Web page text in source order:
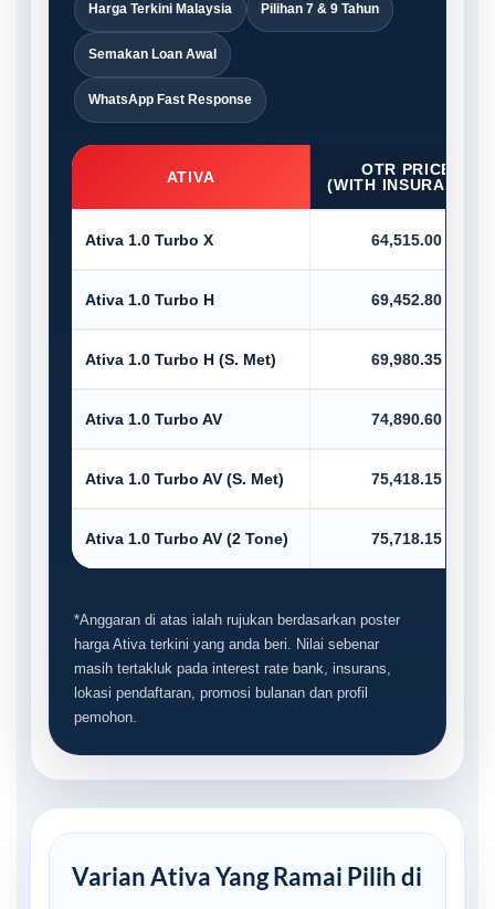
Harga Terkini Malaysia Pilihan 7 & 9 Tahun
Semakan Loan Awal
WhatsApp Fast Response
ATIVA
OTR PRICE
(WITH INSURANCE)
Ativa 1.0 Turbo X 64,515.00
Ativa 1.0 Turbo H 69,452.80
Ativa 1.0 Turbo H (S. Met) 69,980.35
Ativa 1.0 Turbo AV 74,890.60
Ativa 1.0 Turbo AV (S. Met) 75,418.15
Ativa 1.0 Turbo AV (2 Tone) 75,718.15
*Anggaran di atas ialah rujukan berdasarkan poster
harga Ativa terkini yang anda beri. Nilai sebenar
masih tertakluk pada interest rate bank, insurans,
lokasi pendaftaran, promosi bulanan dan profil
pemohon.
Varian Ativa Yang Ramai Pilih di